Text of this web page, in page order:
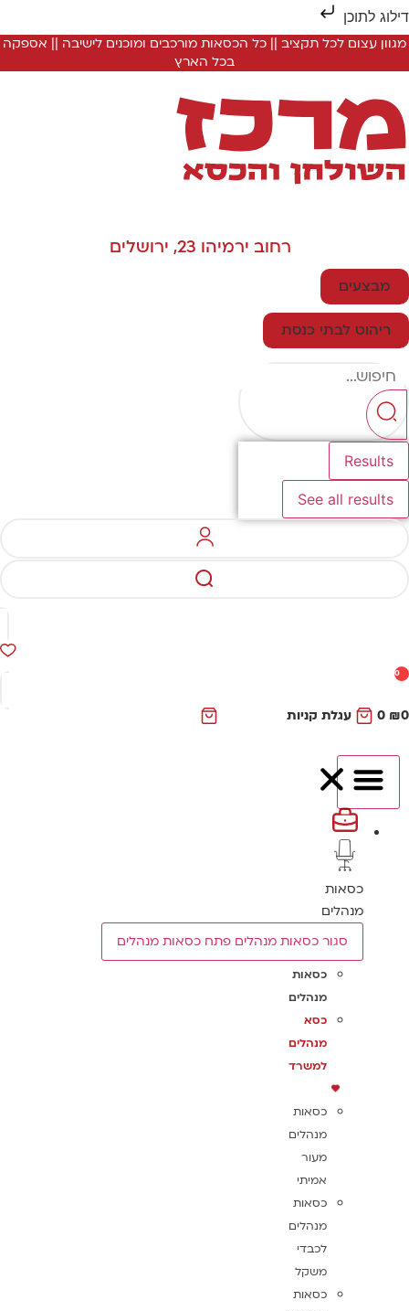
לתוכן
מגוון עצום לכל תקציב || כל הכסאות מורכבים ומוכנים לישיבה || אספקה
בכל הארץ
רחוב ירמיהו 23, ירושלים
מבצעים
ריהוט לבתי כנסת
Results
See all results
0
₪
0 עגלת קניות
כסאות
מנהלים
סגור כסאות מנהלים פתח כסאות מנהלים
כסאות
מנהלים
כסא
מנהלים
למשרד
כסאות
מנהלים
מעור
אמיתי
כסאות
מנהלים
לכבדי
משקל
כסאות